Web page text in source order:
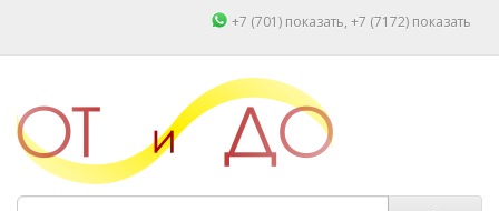
+7 (701) показать, +7 (7172) показать